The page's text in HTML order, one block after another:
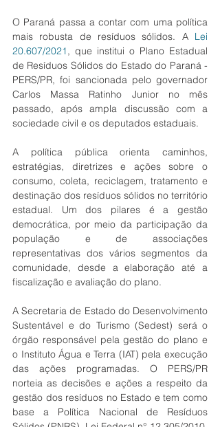
O Paraná passa a contar com uma política
mais robusta de resíduos sólidos. A Lei
20.607/2021, que institui o Plano Estadual
de Resíduos Sólidos do Estado do Paraná -
PERS/PR, foi sancionada pelo governador
Carlos Massa Ratinho Junior no mês
passado, após ampla discussão com a
sociedade civil e os deputados estaduais.
A política pública orienta caminhos,
estratégias, diretrizes e ações sobre o
consumo, coleta, reciclagem, tratamento e
destinação dos resíduos sólidos no território
estadual. Um dos pilares é a gestão
democrática, por meio da participação da
população e de associações
representativas dos vários segmentos da
comunidade, desde a elaboração até a
fiscalização e avaliação do plano.
A Secretaria de Estado do Desenvolvimento
Sustentável e do Turismo (Sedest) será o
órgão responsável pela gestão do plano e
o Instituto Água e Terra (IAT) pela execução
das ações programadas. O PERS/PR
norteia as decisões e ações a respeito da
gestão dos resíduos no Estado e tem como
base a Política Nacional de Resíduos